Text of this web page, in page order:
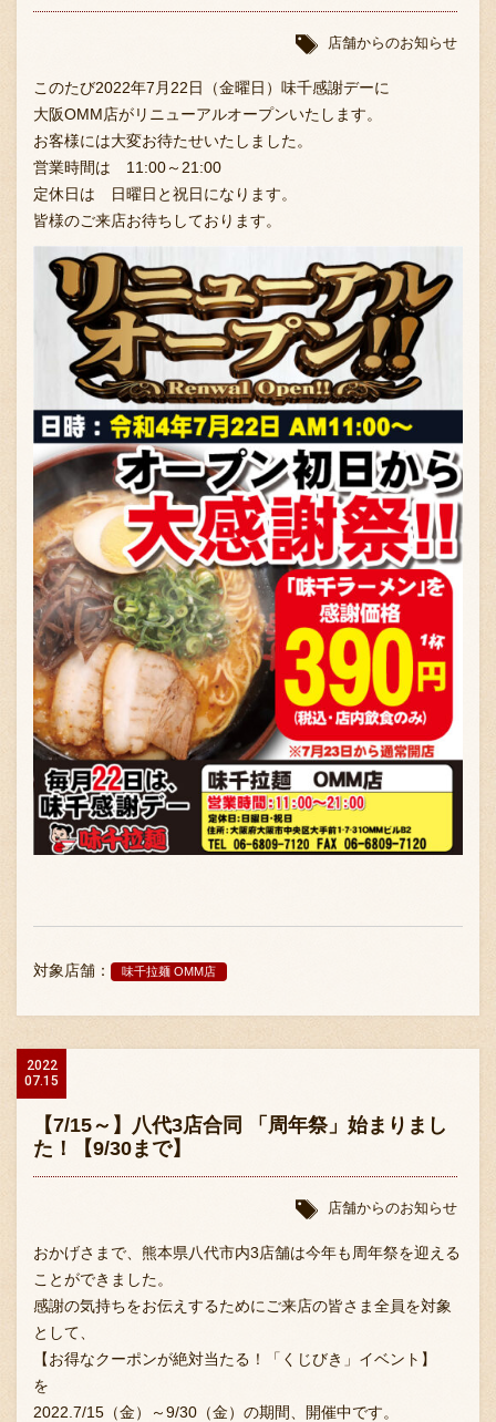
店舗からのお知らせ
このたび2022年7月22日（金曜日）味千感謝デーに
大阪OMM店がリニューアルオープンいたします。
お客様には大変お待たせいたしました。
営業時間は 11:00～21:00
定休日は 日曜日と祝日になります。
皆様のご来店お待ちしております。
対象店舗： 味千拉麺 OMM店
2022
07.15
【7/15～】八代3店合同 「周年祭」始まりまし
た！【9/30まで】
店舗からのお知らせ
おかげさまで、熊本県八代市内3店舗は今年も周年祭を迎える
ことができました。
感謝の気持ちをお伝えするためにご来店の皆さま全員を対象
として、
【お得なクーポンが絶対当たる！「くじびき」イベント】
を
2022.7/15（金）～9/30（金）の期間、開催中です。